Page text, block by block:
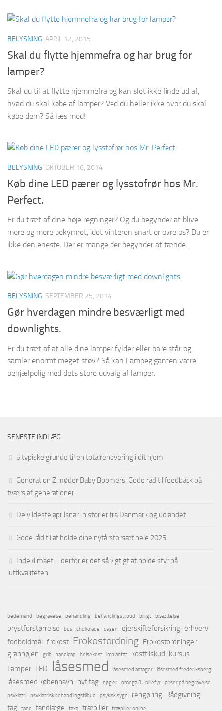
BELYSNING APRIL 12, 2015
Skal du flytte hjemmefra og har brug for
lamper?
Skal du til at flytte hjemmefra og kan slet ikke finde ud af,
hvad du skal købe af lamper? Ved du heller ikke hvor du skal
købe dem? Så læs med!
BELYSNING OKTOBER 16, 2014
Køb dine LED pærer og lysstofrør hos Mr.
Perfect.
Er du træt af dine høje regninger? Og du begynder at blive
mere og mere bekymret, idet vinteren snart er ovre os? Du er
ikke den eneste. Der er mange der begynder at tænde...
BELYSNING SEPTEMBER 25, 2014
Gør hverdagen mindre besværligt med
downlights.
Er du træt af at alle dine lamper fylder eller bare står og
samler enormt meget støv? Så kan Lampegiganten være
behjælpelig med dets store udvalg af lamper.
SENESTE INDLÆG
5 typiske grunde til en totalrenovering i dit hjem
Generation Z møder Baby Boomers: Gode råd til feedback på
tværs af generationer
De vildeste aprilsnar-historier fra Danmark og udlandet
Gode råd til at holde dine nytårsforsæt hele 2025
Indeklimaet – derfor er det så vigtigt at holde styr på
luftkvaliteten
bedemand begravelse behandling behandlingstilbud billigt bisættelse
brystforstørrelse bus chokolade dagen ejerskifteforsikring erhverv
fodboldmål frokost Frokostordning Frokostordninger
granhøjen
grib handicap helsekost implantat kosttilskud kursus
Lamper LED låsesmed låsesmed amager låsesmed frederiksberg
låsesmed københavn nyt tag nøgler omega 3 pillefyr
priser på begravelse
psykiatri
psykiatrisk behandlingstilbud psykisk syge rengøring Rådgivning
tag
tand tandlæge taxa træpiller træpiller online